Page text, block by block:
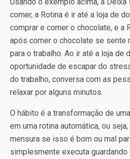
comer, a Rotina é ir até a loja de
comprar e comer o chocolate, e a
após comer o chocolate se sente
para o trabalho. Ao ir até a loja de
oportunidade de escapar do
do trabalho, conversa com as
relaxar por alguns minutos.
O hábito é a transformação de
em uma rotina automática, ou
mensura se isso é bom ou mal
simplesmente executa guardando